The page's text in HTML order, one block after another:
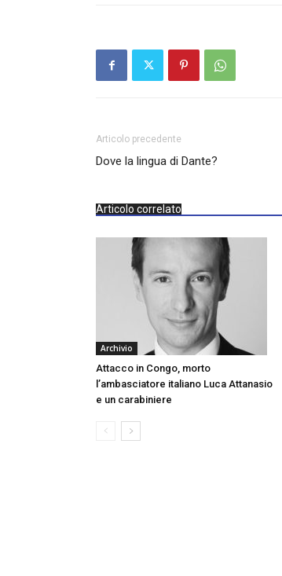
Articolo precedente
Dove la lingua di Dante?
Articolo correlato
Archivio
Attacco in Congo, morto
l’ambasciatore italiano Luca Attanasio
e un carabiniere